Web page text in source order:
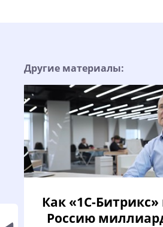
Другие материалы:
Как «1С-Битрикс»
Россию